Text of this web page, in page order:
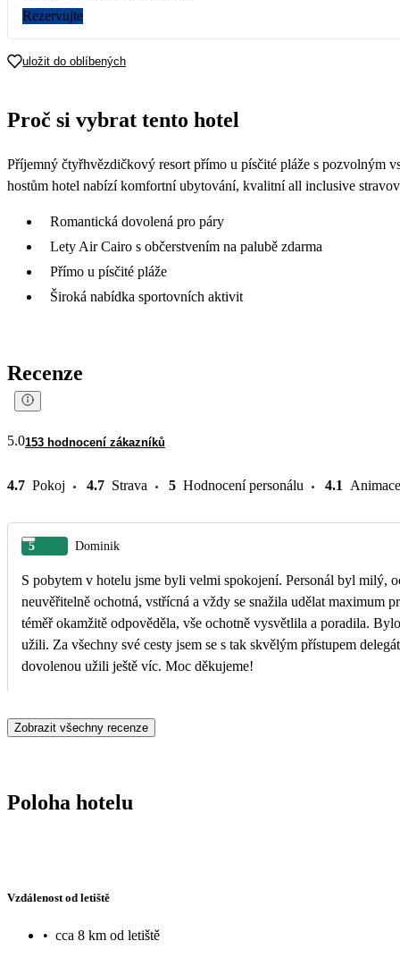
Rezervujte
uložit do oblíbených
Proč si vybrat tento hotel
Příjemný čtyřhvězdičkový resort přímo u písčité pláže s pozvolným
hostům hotel nabízí komfortní ubytování, kvalitní all inclusive
Romantická dovolená pro páry
Lety Air Cairo s občerstvením na palubě zdarma
Přímo u písčité pláže
Široká nabídka sportovních aktivit
Recenze
5.0153 hodnocení zákazníků
4.7 Pokoj 4.7 Strava 5 Hodnocení personálu 4.1 Animace
5 Dominik
S pobytem v hotelu jsme byli velmi spokojení. Personál byl milý, ochotný a celý pobyt proběhl
neuvěřitelně ochotná, vstřícná a vždy se snažila udělat
téměř okamžitě odpověděla, vše ochotně vysvětlila a poradila.
užili. Za všechny své cesty jsem se s tak skvělým přístupem delegáta ještě nesetkal. Její profesionalita, ochota a pozitivní přístup byly jedním z důvodů, proč jsme si
dovolenou užili ještě víc. Moc děkujeme!
Zobrazit všechny recenze
Poloha hotelu
Vzdálenost od letiště
• cca 8 km od letiště